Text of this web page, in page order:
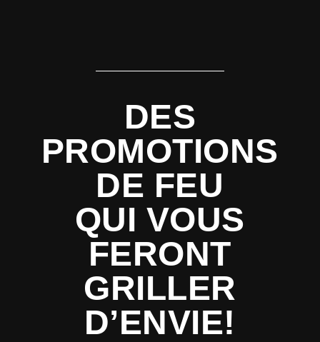
DES
PROMOTIONS
DE FEU
QUI VOUS
FERONT
GRILLER
D’ENVIE!